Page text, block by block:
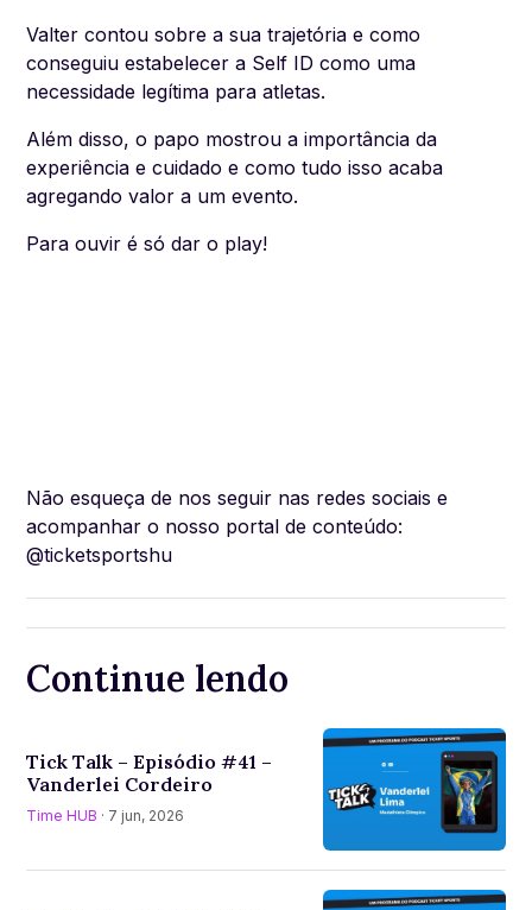
Valter contou sobre a sua trajetória e como
conseguiu estabelecer a Self ID como uma
necessidade legítima para atletas.
Além disso, o papo mostrou a importância da
experiência e cuidado e como tudo isso acaba
agregando valor a um evento.
Para ouvir é só dar o play!
Não esqueça de nos seguir nas redes sociais e
acompanhar o nosso portal de conteúdo:
@ticketsportshu
Continue lendo
Tick Talk – Episódio #41 –
Vanderlei Cordeiro
Time HUB · 7 jun, 2026